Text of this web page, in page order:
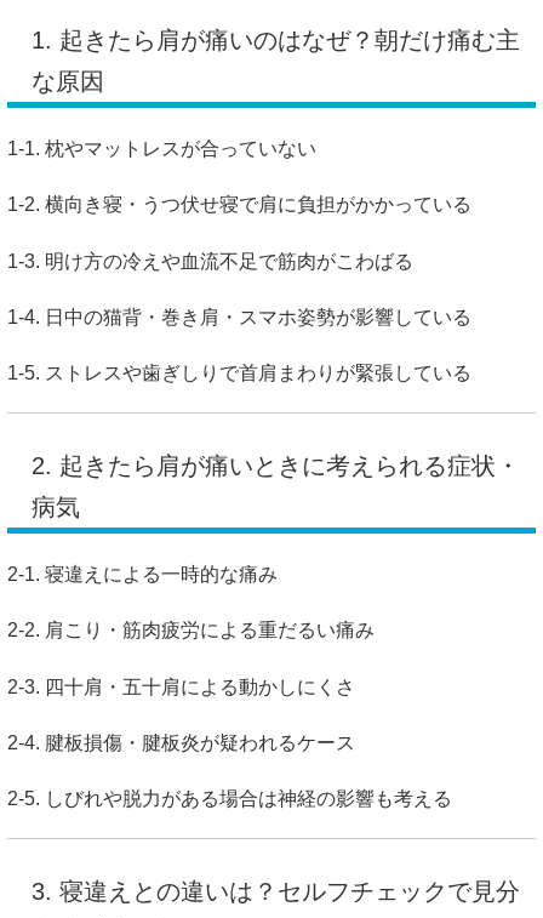
1. 起きたら肩が痛いのはなぜ？朝だけ痛む主
な原因
1-1. 枕やマットレスが合っていない
1-2. 横向き寝・うつ伏せ寝で肩に負担がかかっている
1-3. 明け方の冷えや血流不足で筋肉がこわばる
1-4. 日中の猫背・巻き肩・スマホ姿勢が影響している
1-5. ストレスや歯ぎしりで首肩まわりが緊張している
2. 起きたら肩が痛いときに考えられる症状・
病気
2-1. 寝違えによる一時的な痛み
2-2. 肩こり・筋肉疲労による重だるい痛み
2-3. 四十肩・五十肩による動かしにくさ
2-4. 腱板損傷・腱板炎が疑われるケース
2-5. しびれや脱力がある場合は神経の影響も考える
3. 寝違えとの違いは？セルフチェックで見分